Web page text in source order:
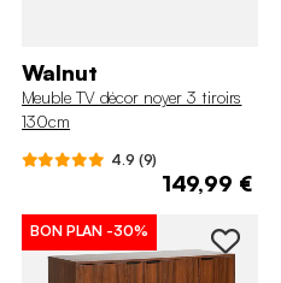
Walnut
Meuble TV décor noyer 3 tiroirs
130cm
4.9 (9)
149,99 €
BON PLAN -30%